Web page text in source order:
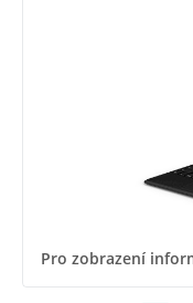
Pro zobrazení